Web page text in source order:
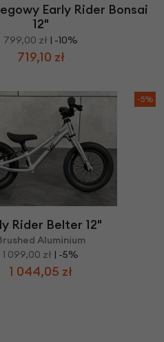
Early Rider Bonsai
12"
799,00 zł | -10%
719,10 zł
-5%
Rider Belter 12"
Aluminium
1 099,00 zł | -5%
1 044,05 zł